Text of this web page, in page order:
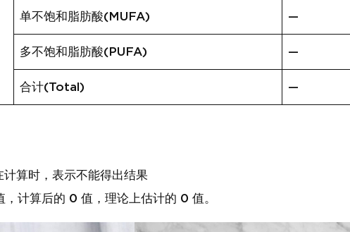
单不饱和脂肪酸(MUFA) —
多不饱和脂肪酸(PUFA) —
合计(Total) —
算时，表示不能得出结果
计算后的 0 值，理论上估计的 0 值。